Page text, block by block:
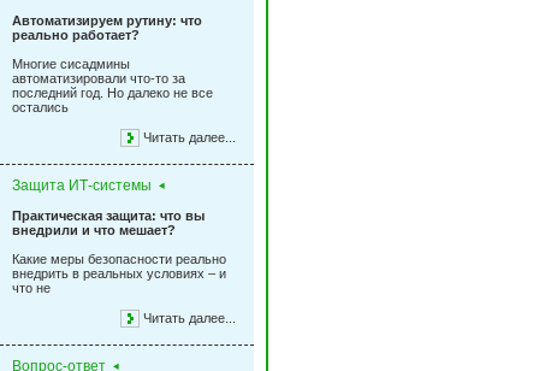
Автоматизируем рутину: что
реально работает?
Многие сисадмины
автоматизировали что-то за
последний год. Но далеко не все
остались
Читать далее...
Защита ИТ-системы
Практическая защита: что вы
внедрили и что мешает?
Какие меры безопасности реально
внедрить в реальных условиях – и
что не
Читать далее...
Вопрос-ответ